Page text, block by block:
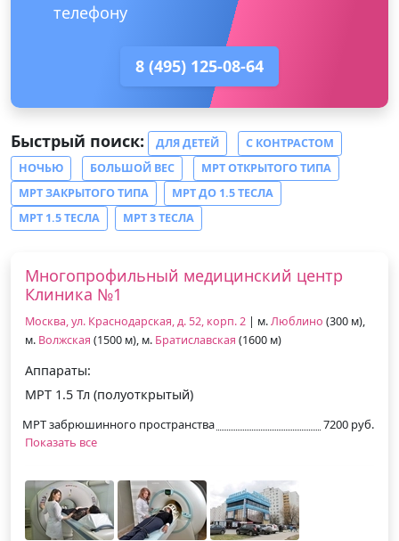
телефону
8 (495) 125-08-64
Быстрый поиск: ДЛЯ ДЕТЕЙ
С КОНТРАСТОМ
НОЧЬЮ
БОЛЬШОЙ ВЕС
МРТ ОТКРЫТОГО ТИПА
МРТ ЗАКРЫТОГО ТИПА
МРТ ДО 1.5 ТЕСЛА
МРТ 1.5 ТЕСЛА
МРТ 3 ТЕСЛА
Многопрофильный медицинский центр
Клиника №1
Москва, ул. Краснодарская, д. 52, корп. 2 | м.Люблино (300 м),
м. Волжская (1500 м), м. Братиславская (1600 м)
Аппараты:
МРТ 1.5 Тл (полуоткрытый)
МРТ забрюшинного пространства
7200 руб.
Показать все